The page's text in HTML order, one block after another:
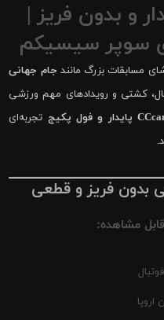
و بدون فریز |
سوپر سیسیکم
مسابقات بزرگ مانند جام جهانی
کشتی و رویدادهای مهم ورزشی
تجربه‌ای
بدون فریز و قطعی
مشاهده:
اروپا